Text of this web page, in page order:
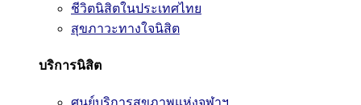
ชีวิตนิสิตในประเทศไทย
สุขภาวะทางใจนิสิต
บริการนิสิต